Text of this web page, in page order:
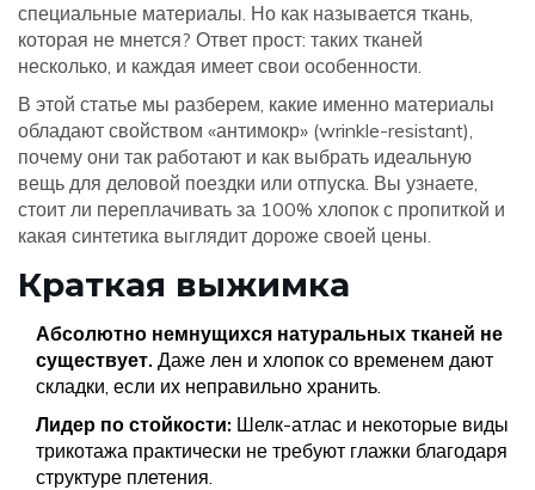
специальные материалы. Но как называется ткань,
которая не мнется? Ответ прост: таких тканей
несколько, и каждая имеет свои особенности.
В этой статье мы разберем, какие именно материалы
обладают свойством «антимокр» (wrinkle-resistant),
почему они так работают и как выбрать идеальную
вещь для деловой поездки или отпуска. Вы узнаете,
стоит ли переплачивать за 100% хлопок с пропиткой и
какая синтетика выглядит дороже своей цены.
Краткая выжимка
Абсолютно немнущихся натуральных тканей не
существует. Даже лен и хлопок со временем дают
складки, если их неправильно хранить.
Лидер по стойкости: Шелк-атлас и некоторые виды
трикотажа практически не требуют глажки благодаря
структуре плетения.